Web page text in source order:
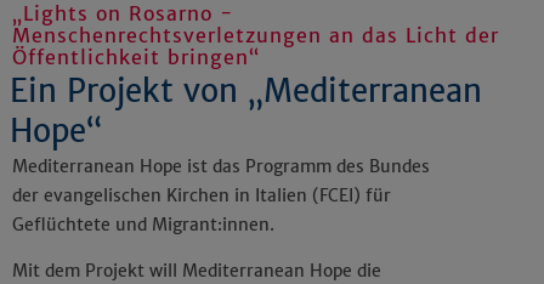
„Lights on Rosarno -
Menschenrechtsverletzungen an das Licht der
Öffentlichkeit bringen“
Ein Projekt von „Mediterranean
Hope“
Mediterranean Hope ist das Programm des Bundes
der evangelischen Kirchen in Italien (FCEI) für
Geflüchtete und Migrant:innen.
Mit dem Projekt will Mediterranean Hope die